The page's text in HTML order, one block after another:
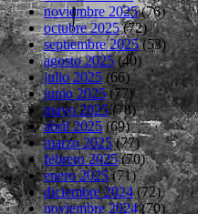
noviembre 2025(76)
octubre 2025(72)
septiembre 2025(53)
agosto 2025(40)
julio 2025 (66)
junio 2025(77)
mayo 2025(78)
abril 2025(69)
marzo 2025(77)
febrero 2025(70)
enero 2025(71)
diciembre 2024(72)
noviembre 2024(70)